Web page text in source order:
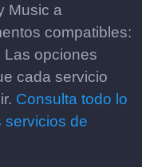
Music a
compatibles:
Las opciones
cada servicio
Consulta todo lo
servicios de